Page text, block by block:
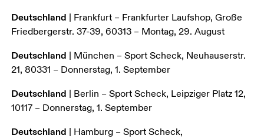
Deutschland | Frankfurt – Frankfurter Laufshop, Große
Friedbergerstr. 37-39, 60313 – Montag, 29. August
Deutschland | München – Sport Scheck, Neuhauserstr.
21, 80331 – Donnerstag, 1. September
Deutschland | Berlin – Sport Scheck, Leipziger Platz 12,
10117 – Donnerstag, 1. September
Deutschland | Hamburg – Sport Scheck,